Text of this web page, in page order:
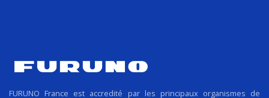
FURUNO France est accredité par les principaux organismes de